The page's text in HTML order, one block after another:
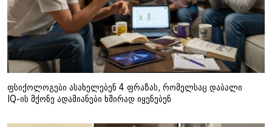
ფსიქოლოგები ასახელებენ 4 ფრაზას, რომელსაც დაბალი
IQ-ის მქონე ადამიანები ხშირად იყენებენ